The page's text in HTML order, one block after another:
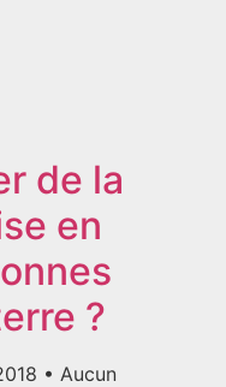
de la
en
?
Aucun